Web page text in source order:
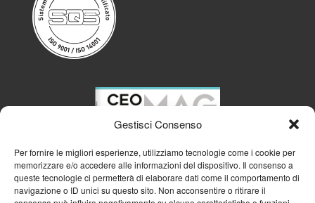
Gestisci Consenso
Per fornire le migliori esperienze, utilizziamo tecnologie come i cookie per
memorizzare e/o accedere alle informazioni del dispositivo. Il consenso a
queste tecnologie ci permetterà di elaborare dati come il comportamento di
navigazione o ID unici su questo sito. Non acconsentire o ritirare il